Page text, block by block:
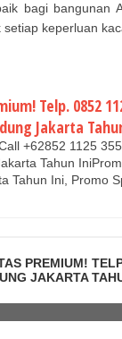
bagi bangunan
keperluan
Telp. 0852
Jakarta
+62852 1125
Tahun
Tahun Ini, Promo
PREMIUM!
JAKARTA